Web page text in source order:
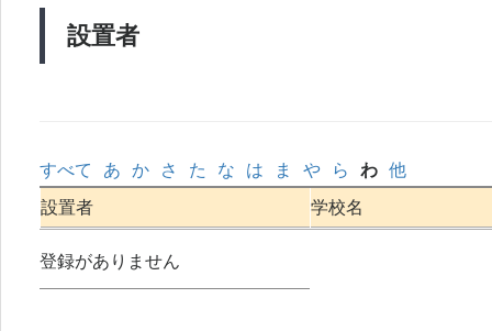
設置者
すべて あ か さ た な は ま や ら わ 他
設置者
学校名
登録がありません